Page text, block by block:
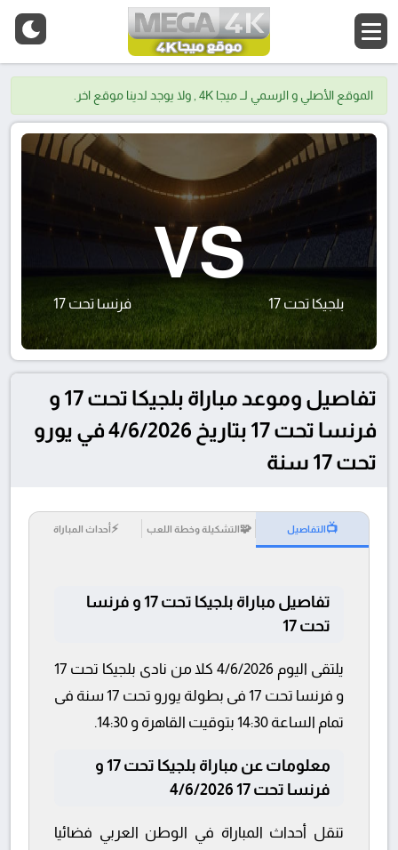
الموقع الأصلي و الرسمي لــ ميجا 4K , ولا يوجد لدينا موقع اخر.
بلجيكا تحت 17
VS
فرنسا تحت 17
تفاصيل وموعد مباراة بلجيكا تحت 17 و
فرنسا تحت 17 بتاريخ 4/6/2026 في يورو
تحت 17 سنة
📺التفاصيل 🧩التشكيلة وخطة اللعب ⚡أحداث المباراة
تفاصيل مباراة بلجيكا تحت 17 و فرنسا
تحت 17
يلتقى اليوم 4/6/2026 كلا من نادى بلجيكا تحت 17
و فرنسا تحت 17 فى بطولة يورو تحت 17 سنة فى
تمام الساعة 14:30 بتوقيت القاهرة و 14:30.
معلومات عن مباراة بلجيكا تحت 17 و
فرنسا تحت 17 4/6/2026
تنقل أحداث المباراة في الوطن العربي فضائيا